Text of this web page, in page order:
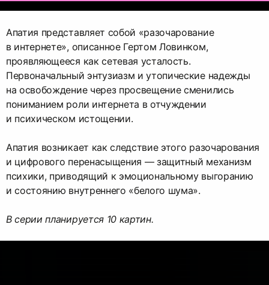
Апатия представляет собой «разочарование
в интернете», описанное Гертом Ловинком,
проявляющееся как сетевая усталость.
Первоначальный энтузиазм и утопические надежды
на освобождение через просвещение сменились
пониманием роли интернета в отчуждении
и психическом истощении.
Апатия возникает как следствие этого разочарования
и цифрового перенасыщения — защитный механизм
психики, приводящий к эмоциональному выгоранию
и состоянию внутреннего «белого шума».
В серии планируется 10 картин.